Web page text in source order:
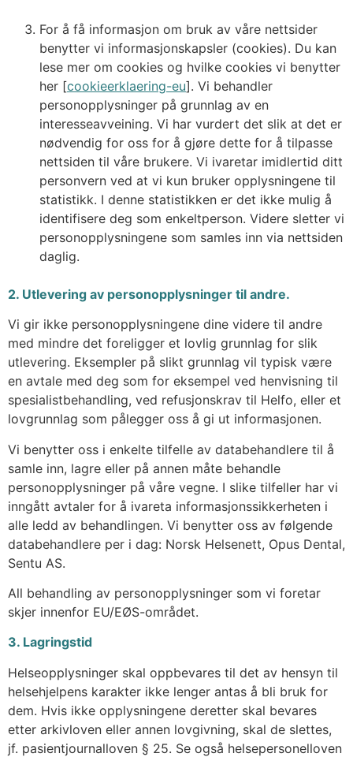
For å få informasjon om bruk av våre nettsider
benytter vi informasjonskapsler (cookies). Du kan
lese mer om cookies og hvilke cookies vi benytter
her [cookieerklaering-eu]. Vi behandler
personopplysninger på grunnlag av en
interesseavveining. Vi har vurdert det slik at det er
nødvendig for oss for å gjøre dette for å tilpasse
nettsiden til våre brukere. Vi ivaretar imidlertid ditt
personvern ved at vi kun bruker opplysningene til
statistikk. I denne statistikken er det ikke mulig å
identifisere deg som enkeltperson. Videre sletter vi
personopplysningene som samles inn via nettsiden
daglig.
2. Utlevering av personopplysninger til andre.
Vi gir ikke personopplysningene dine videre til andre
med mindre det foreligger et lovlig grunnlag for slik
utlevering. Eksempler på slikt grunnlag vil typisk være
en avtale med deg som for eksempel ved henvisning til
spesialistbehandling, ved refusjonskrav til Helfo, eller et
lovgrunnlag som pålegger oss å gi ut informasjonen.
Vi benytter oss i enkelte tilfelle av databehandlere til å
samle inn, lagre eller på annen måte behandle
personopplysninger på våre vegne. I slike tilfeller har vi
inngått avtaler for å ivareta informasjonssikkerheten i
alle ledd av behandlingen. Vi benytter oss av følgende
databehandlere per i dag: Norsk Helsenett, Opus Dental,
Sentu AS.
All behandling av personopplysninger som vi foretar
skjer innenfor EU/EØS-området.
3. Lagringstid
Helseopplysninger skal oppbevares til det av hensyn til
helsehjelpens karakter ikke lenger antas å bli bruk for
dem. Hvis ikke opplysningene deretter skal bevares
etter arkivloven eller annen lovgivning, skal de slettes,
jf. pasientjournalloven § 25. Se også helsepersonelloven